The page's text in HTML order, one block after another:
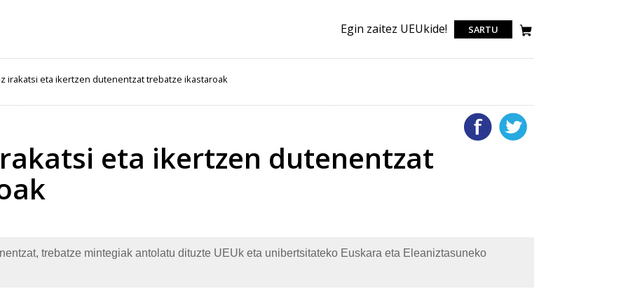
Egin zaitez UEUkide! SARTU
irakatsi eta ikertzen dutenentzat trebatze ikastaroak
eta ikertzen dutenentzat
trebatze mintegiak antolatu dituzte UEUk eta unibertsitateko Euskara eta Eleaniztasuneko